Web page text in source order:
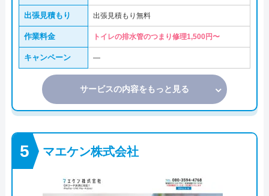
出張見積もり 出張見積もり無料
作業料金 トイレの排水管のつまり修理1,500円〜
キャンペーン ―
サービスの内容をもっと見る
マエケン株式会社